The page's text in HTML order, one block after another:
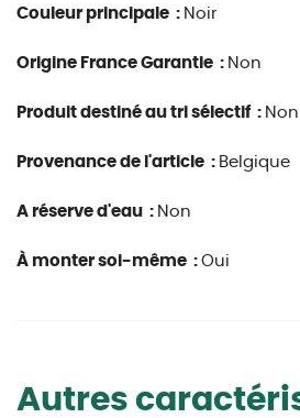
Couleur principale : Noir
Origine France Garantie : Non
Produit destiné au tri sélectif : Non
Provenance de l'article : Belgique
A réserve d'eau : Non
À monter soi-même : Oui
Autres